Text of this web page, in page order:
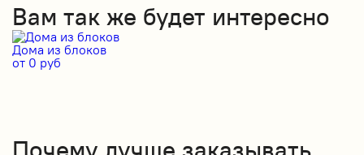
Вам так же будет интересно
Дома из блоков
от 0 руб